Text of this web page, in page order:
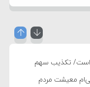
است/ تکذیب سهم
معیشت مردم